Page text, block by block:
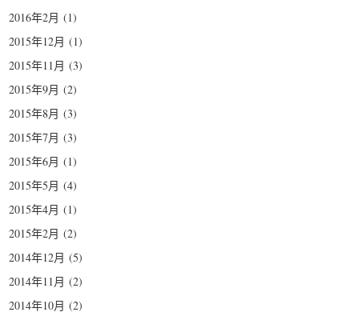
2016年2月 (1)
2015年12月 (1)
2015年11月 (3)
2015年9月 (2)
2015年8月 (3)
2015年7月 (3)
2015年6月 (1)
2015年5月 (4)
2015年4月 (1)
2015年2月 (2)
2014年12月 (5)
2014年11月 (2)
2014年10月 (2)